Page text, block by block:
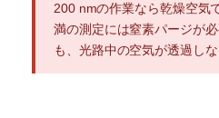
200 nmの作業なら乾燥空気
満の測定には窒素パージが
も、光路中の空気が透過しな